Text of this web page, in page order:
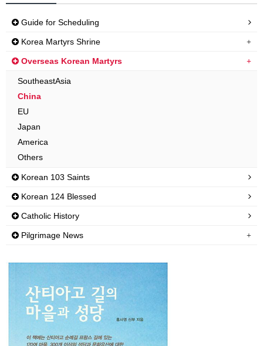
Guide for Scheduling
Korea Martyrs Shrine
Overseas Korean Martyrs
SoutheastAsia
China
EU
Japan
America
Others
Korean 103 Saints
Korean 124 Blessed
Catholic History
Pilgrimage News